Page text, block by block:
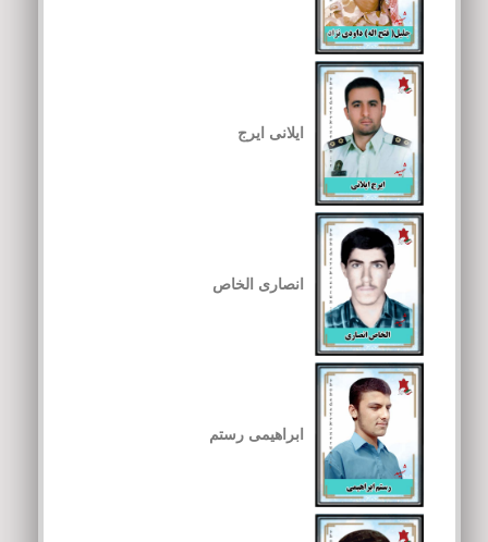
ایلانی ایرج
انصاری الخاص
ابراهیمی رستم